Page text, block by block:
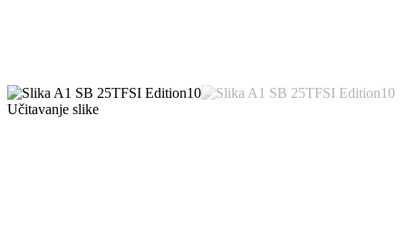
Učitavanje slike